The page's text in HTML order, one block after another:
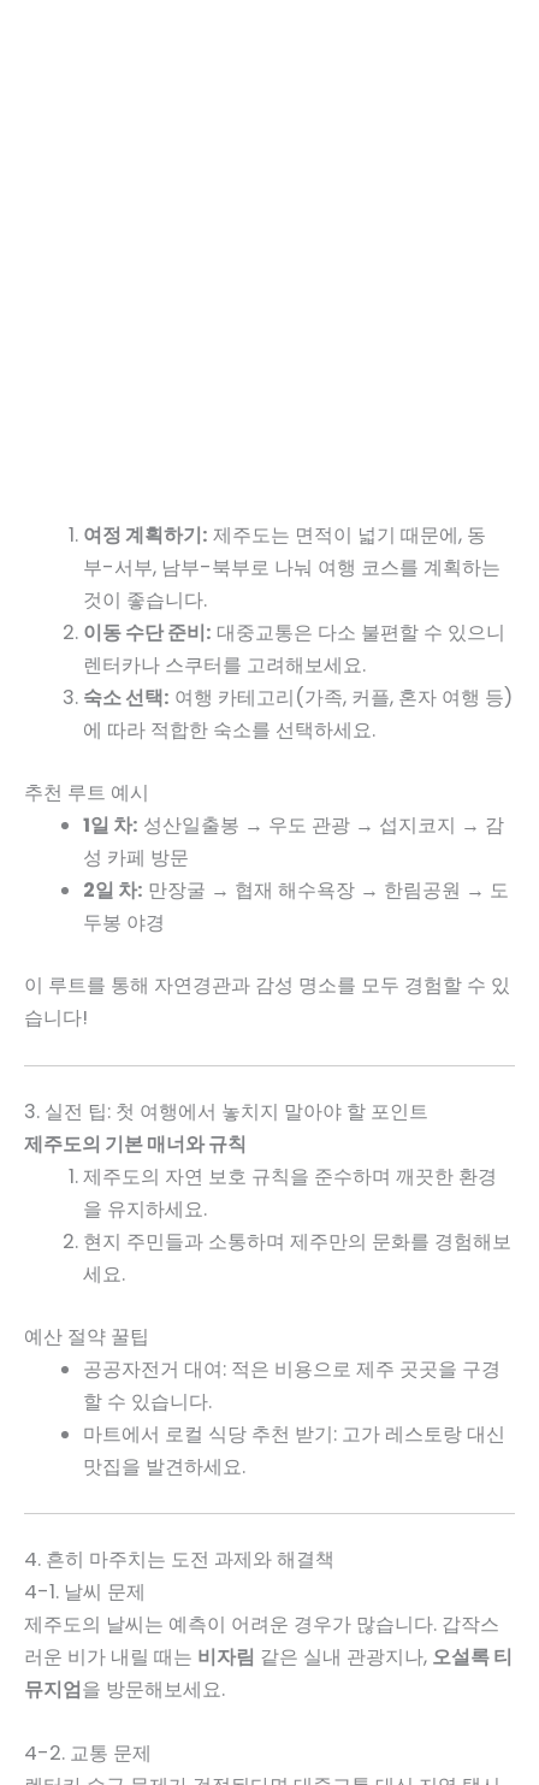
여정 계획하기: 제주도는 면적이 넓기 때문에, 동
부-서부, 남부-북부로 나눠 여행 코스를 계획하는
것이 좋습니다.
이동 수단 준비: 대중교통은 다소 불편할 수 있으니
렌터카나 스쿠터를 고려해보세요.
숙소 선택: 여행 카테고리(가족, 커플, 혼자 여행 등)
에 따라 적합한 숙소를 선택하세요.
추천 루트 예시
1일 차: 성산일출봉 → 우도 관광 → 섭지코지 → 감
성 카페 방문
2일 차: 만장굴 → 협재 해수욕장 → 한림공원 → 도
두봉 야경
이 루트를 통해 자연경관과 감성 명소를 모두 경험할 수 있
습니다!
3. 실전 팁: 첫 여행에서 놓치지 말아야 할 포인트
제주도의 기본 매너와 규칙
제주도의 자연 보호 규칙을 준수하며 깨끗한 환경
을 유지하세요.
현지 주민들과 소통하며 제주만의 문화를 경험해보
세요.
예산 절약 꿀팁
공공자전거 대여: 적은 비용으로 제주 곳곳을 구경
할 수 있습니다.
마트에서 로컬 식당 추천 받기: 고가 레스토랑 대신
맛집을 발견하세요.
4. 흔히 마주치는 도전 과제와 해결책
4-1. 날씨 문제
제주도의 날씨는 예측이 어려운 경우가 많습니다. 갑작스
러운 비가 내릴 때는 비자림 같은 실내 관광지나, 오설록 티
뮤지엄을 방문해보세요.
4-2. 교통 문제